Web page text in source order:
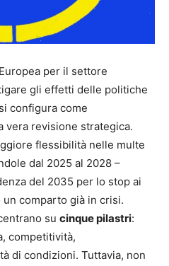
per il settore
gli effetti delle politiche
configura come
vera revisione strategica.
flessibilità nelle multe
dal 2025 al 2028 –
del 2035 per lo stop ai
comparto già in crisi.
su cinque pilastri:
competitività,
di condizioni. Tuttavia, non